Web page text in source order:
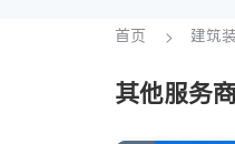
首页 建筑
其他服务